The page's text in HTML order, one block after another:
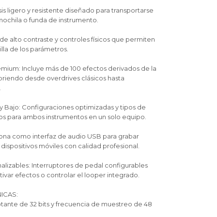
ligero y resistente diseñado para transportarse
o funda de instrumento.
alto contraste y controles físicos que permiten
de los parámetros.
Incluye más de 100 efectos derivados de la
desde overdrives clásicos hasta
Bajo: Configuraciones optimizadas y tipos de
para ambos instrumentos en un solo equipo.
como interfaz de audio USB para grabar
móviles con calidad profesional.
Interruptores de pedal configurables
efectos o controlar el looper integrado.
de 32 bits y frecuencia de muestreo de 48